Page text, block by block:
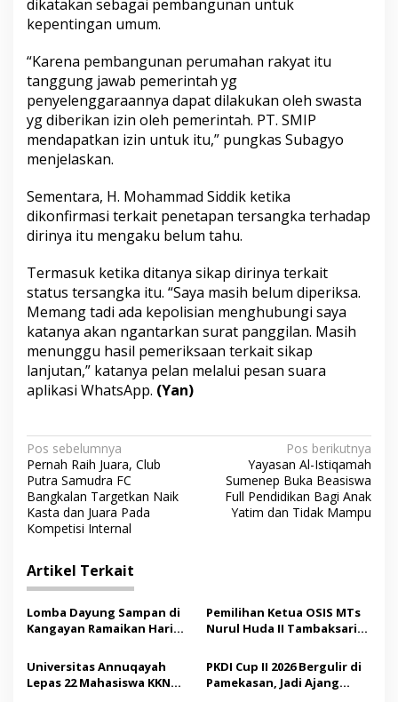
dikatakan sebagai pembangunan untuk
kepentingan umum.
“Karena pembangunan perumahan rakyat itu
tanggung jawab pemerintah yg
penyelenggaraannya dapat dilakukan oleh swasta
yg diberikan izin oleh pemerintah. PT. SMIP
mendapatkan izin untuk itu,” pungkas Subagyo
menjelaskan.
Sementara, H. Mohammad Siddik ketika
dikonfirmasi terkait penetapan tersangka terhadap
dirinya itu mengaku belum tahu.
Termasuk ketika ditanya sikap dirinya terkait
status tersangka itu. “Saya masih belum diperiksa.
Memang tadi ada kepolisian menghubungi saya
katanya akan ngantarkan surat panggilan. Masih
menunggu hasil pemeriksaan terkait sikap
lanjutan,” katanya pelan melalui pesan suara
aplikasi WhatsApp. (Yan)
N
a
v
i
a
s
i
o
Pos sebelumnya
Pernah Raih Juara, Club
Putra Samudra FC
Bangkalan Targetkan Naik
Kasta dan Juara Pada
Kompetisi Internal
Pos berikutnya
Yayasan Al-Istiqamah
Sumenep Buka Beasiswa
Full Pendidikan Bagi Anak
Yatim dan Tidak Mampu
Artikel Terkait
Lomba Dayung Sampan di
Kangayan Ramaikan Hari
Sumenep
Pemilihan Ketua OSIS MTs
Nurul Huda II Tambaksari
Demokrasi bagi Siswa
Universitas Annuqayah
Lepas 22 Mahasiswa KKN
PKDI Cup II 2026 Bergulir di
Pamekasan, Jadi Ajang